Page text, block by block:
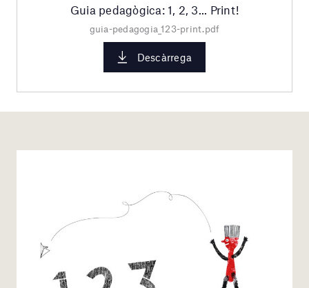
Guia pedagògica: 1, 2, 3... Print!
guia-pedagogia_123-print.pdf
Descàrrega